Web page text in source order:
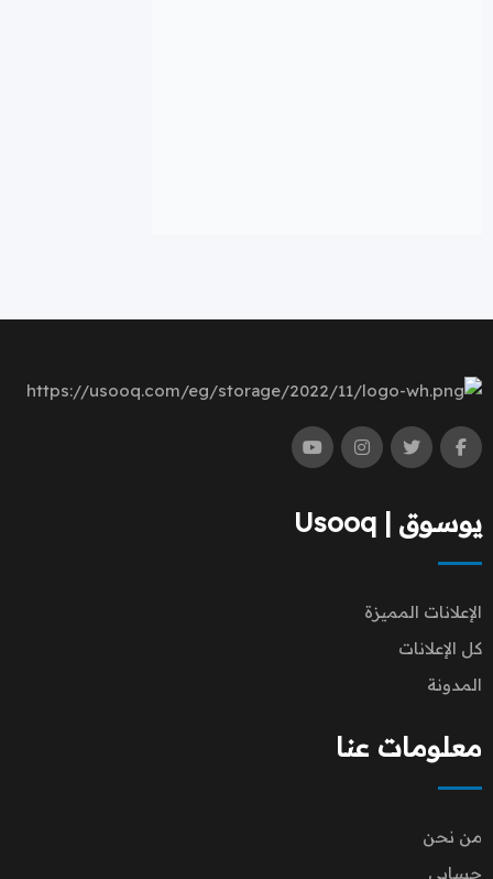
يوسوق | Usooq
الإعلانات المميزة
كل الإعلانات
المدونة
معلومات عنا
من نحن
حسابي